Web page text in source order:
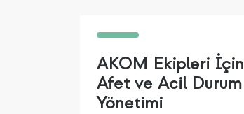
AKOM Ekipleri İçin
Afet ve Acil Durum
Yönetimi